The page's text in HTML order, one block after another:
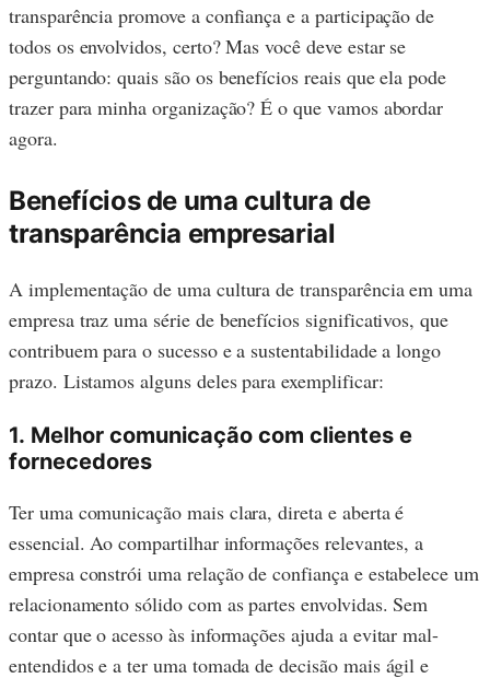
transparência promove a confiança e a participação de
todos os envolvidos, certo? Mas você deve estar se
perguntando: quais são os benefícios reais que ela pode
trazer para minha organização? É o que vamos abordar
agora.
Benefícios de uma cultura de
transparência empresarial
A implementação de uma cultura de transparência em uma
empresa traz uma série de benefícios significativos, que
contribuem para o sucesso e a sustentabilidade a longo
prazo. Listamos alguns deles para exemplificar:
1. Melhor comunicação com clientes e
fornecedores
Ter uma comunicação mais clara, direta e aberta é
essencial. Ao compartilhar informações relevantes, a
empresa constrói uma relação de confiança e estabelece um
relacionamento sólido com as partes envolvidas. Sem
contar que o acesso às informações ajuda a evitar mal-
entendidos e a ter uma tomada de decisão mais ágil e